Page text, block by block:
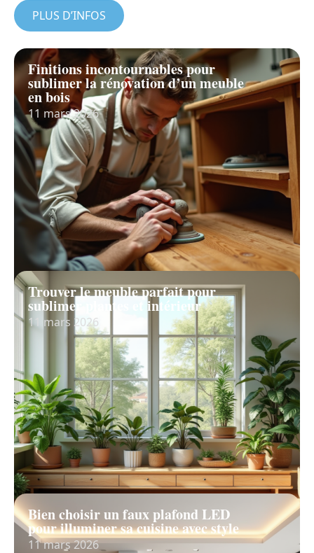
Finitions incontournables pour
sublimer la rénovation d’un meuble
en bois
11 mars 2026
Trouver le meuble parfait pour
sublimer plantes et intérieur
11 mars 2026
Bien choisir un faux plafond LED
pour illuminer sa cuisine avec style
11 mars 2026
PLUS D’INFOS